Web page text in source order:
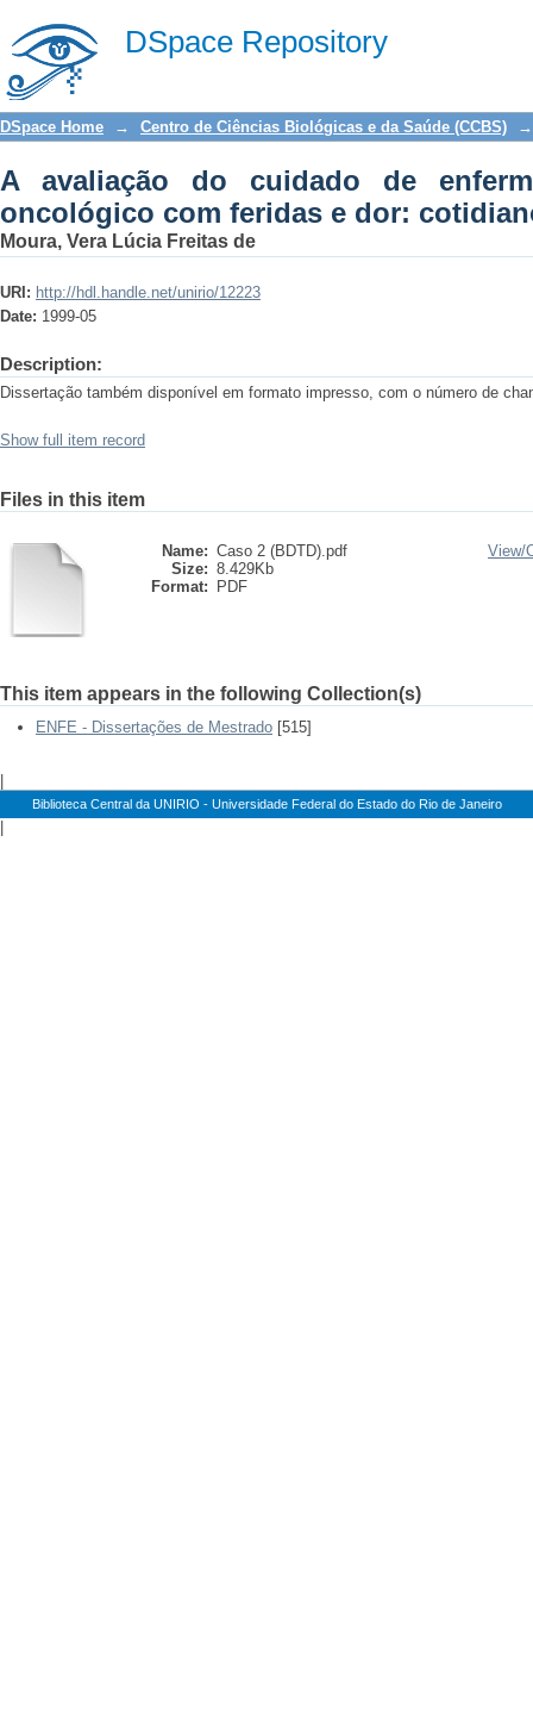
DSpace Repository
A avaliação do cuidado de
cotidiano da enfermagem
DSpace Home → Centro de Ciências Biológicas e da Saúde (CCBS) →
A avaliação do cuidado de
oncológico com feridas e dor:
Moura, Vera Lúcia Freitas de
URI: http://hdl.handle.net/unirio/12223
Date: 1999-05
Description:
Dissertação também disponível em formato impresso, com o número de
Show full item record
Files in this item
Name: Caso 2 (BDTD).pdf
Size: 8.429Kb
Format:
PDF
View/
This item appears in the following Collection(s)
ENFE - Dissertações de Mestrado [515]
Biblioteca Central da UNIRIO - Universidade Federal do Estado do Rio de Janeiro